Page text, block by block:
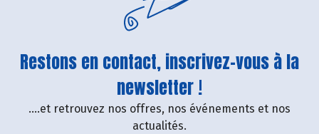
Restons en contact, inscrivez-vous à la
newsletter !
....et retrouvez nos offres, nos événements et nos
actualités.